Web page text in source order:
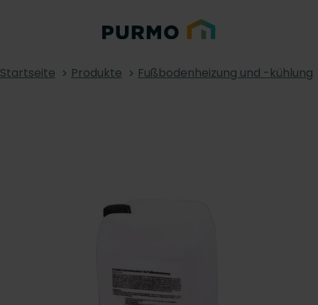
Startseite Produkte Fußbodenheizung und -kühlung